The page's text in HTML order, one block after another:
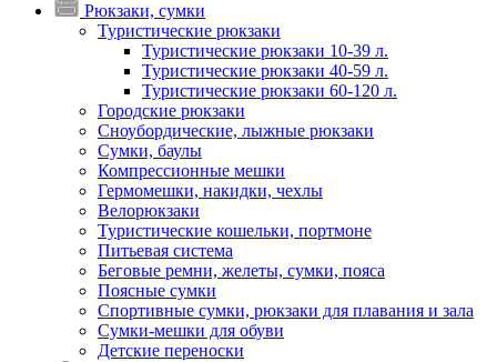
Рюкзаки, сумки
Туристические рюкзаки
Туристические рюкзаки 10-39 л.
Туристические рюкзаки 40-59 л.
Туристические рюкзаки 60-120 л.
Городские рюкзаки
Сноубордические, лыжные рюкзаки
Сумки, баулы
Компрессионные мешки
Гермомешки, накидки, чехлы
Велорюкзаки
Туристические кошельки, портмоне
Питьевая система
Беговые ремни, желеты, сумки, пояса
Поясные сумки
Спортивные сумки, рюкзаки для плавания и зала
Сумки-мешки для обуви
Детские переноски